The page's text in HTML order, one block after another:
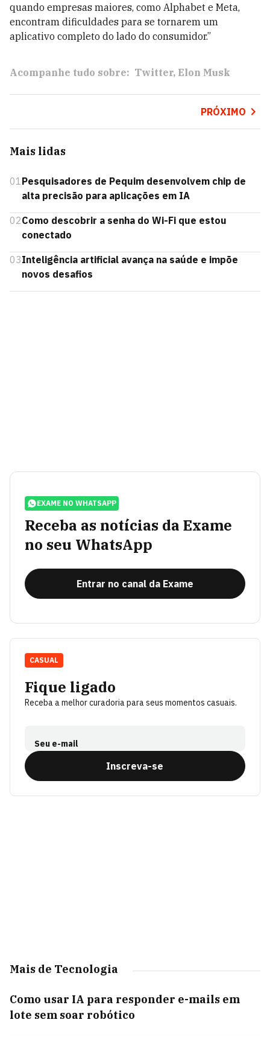
quando empresas maiores, como Alphabet e Meta,
encontram dificuldades para se tornarem um
aplicativo completo do lado do consumidor.”
Acompanhe tudo sobre: Twitter Elon Musk
PRÓXIMO
Mais lidas
01Pesquisadores de Pequim desenvolvem chip de
alta precisão para aplicações em IA
02Como descobrir a senha do Wi-Fi que estou
conectado
03Inteligência artificial avança na saúde e impõe
novos desafios
EXAME NO WHATSAPP
Receba as notícias da Exame
no seu WhatsApp
Entrar no canal da Exame
Fique ligado
Receba a melhor curadoria para seus momentos casuais.
Seu e-mail
Inscreva-se
CASUAL
Mais de Tecnologia
Como usar IA para responder e-mails em
lote sem soar robótico